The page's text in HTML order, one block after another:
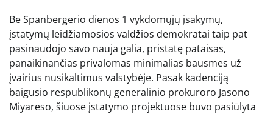
Be Spanbergerio dienos 1 vykdomųjų įsakymų,
įstatymų leidžiamosios valdžios demokratai taip pat
pasinaudojo savo nauja galia, pristatę pataisas,
panaikinančias privalomas minimalias bausmes už
įvairius nusikaltimus valstybėje. Pasak kadenciją
baigusio respublikonų generalinio prokuroro Jasono
Miyareso, šiuose įstatymo projektuose buvo pasiūlyta